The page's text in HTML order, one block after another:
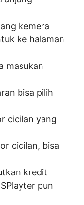
kemera
ke halaman
masukan
bisa pilih
cicilan yang
cicilan, bisa
kredit
pun